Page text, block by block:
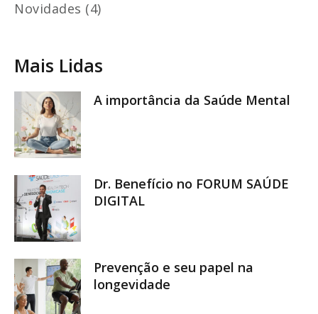
Novidades (4)
Mais Lidas
A importância da Saúde Mental
Dr. Benefício no FORUM SAÚDE
DIGITAL
Prevenção e seu papel na
longevidade